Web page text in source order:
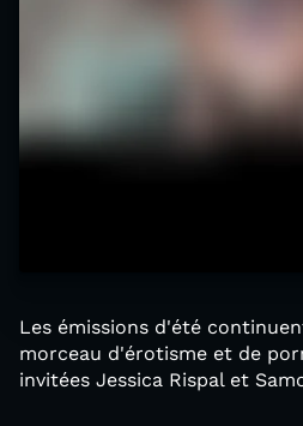
Les émissions d'été
morceau d'érotisme et de
invitées Jessica Rispal et